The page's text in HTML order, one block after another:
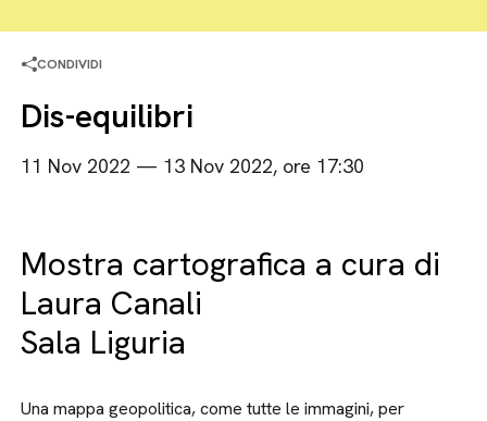
CONDIVIDI
Dis-equilibri
11 Nov 2022 — 13 Nov 2022, ore 17:30
Mostra cartografica a cura di
Laura Canali
Sala Liguria
Una mappa geopolitica, come tutte le immagini, per